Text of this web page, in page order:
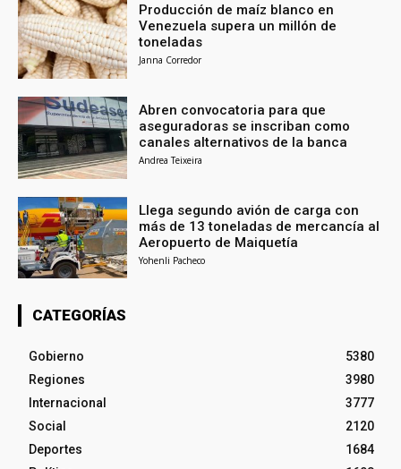
Producción de maíz blanco en
Venezuela supera un millón de
toneladas
Janna Corredor
Abren convocatoria para que
aseguradoras se inscriban como
canales alternativos de la banca
Andrea Teixeira
Llega segundo avión de carga con
más de 13 toneladas de mercancía al
Aeropuerto de Maiquetía
Yohenli Pacheco
CATEGORÍAS
Gobierno
5380
Regiones
3980
Internacional
3777
Social
2120
Deportes
1684